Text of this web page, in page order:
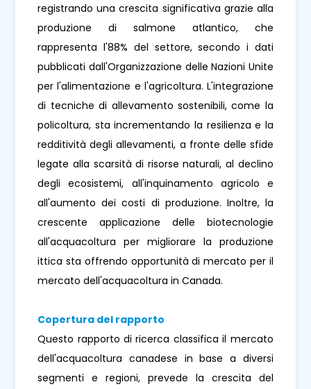
registrando una crescita significativa grazie alla
produzione di salmone atlantico, che
rappresenta l'88% del settore, secondo i dati
pubblicati dall'Organizzazione delle Nazioni Unite
per l'alimentazione e l'agricoltura. L'integrazione
di tecniche di allevamento sostenibili, come la
policoltura, sta incrementando la resilienza e la
redditività degli allevamenti, a fronte delle sfide
legate alla scarsità di risorse naturali, al declino
degli ecosistemi, all'inquinamento agricolo e
all'aumento dei costi di produzione. Inoltre, la
crescente applicazione delle biotecnologie
all'acquacoltura per migliorare la produzione
ittica sta offrendo opportunità di mercato per il
mercato dell'acquacoltura in Canada.
Copertura del rapporto
Questo rapporto di ricerca classifica il mercato
dell'acquacoltura canadese in base a diversi
segmenti e regioni, prevede la crescita del